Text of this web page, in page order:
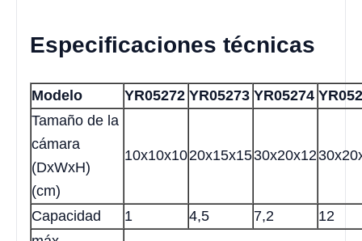
Especificaciones técnicas
Modelo YR05272 YR05273 YR05274
Tamaño de la
cámara
(DxWxH)
(cm)
10x10x1020x15x1530x20x12
Capacidad 1 4,5 7,2
12